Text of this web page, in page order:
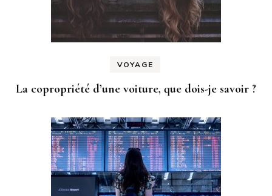
VOYAGE
La copropriété d’une voiture, que dois-je savoir ?